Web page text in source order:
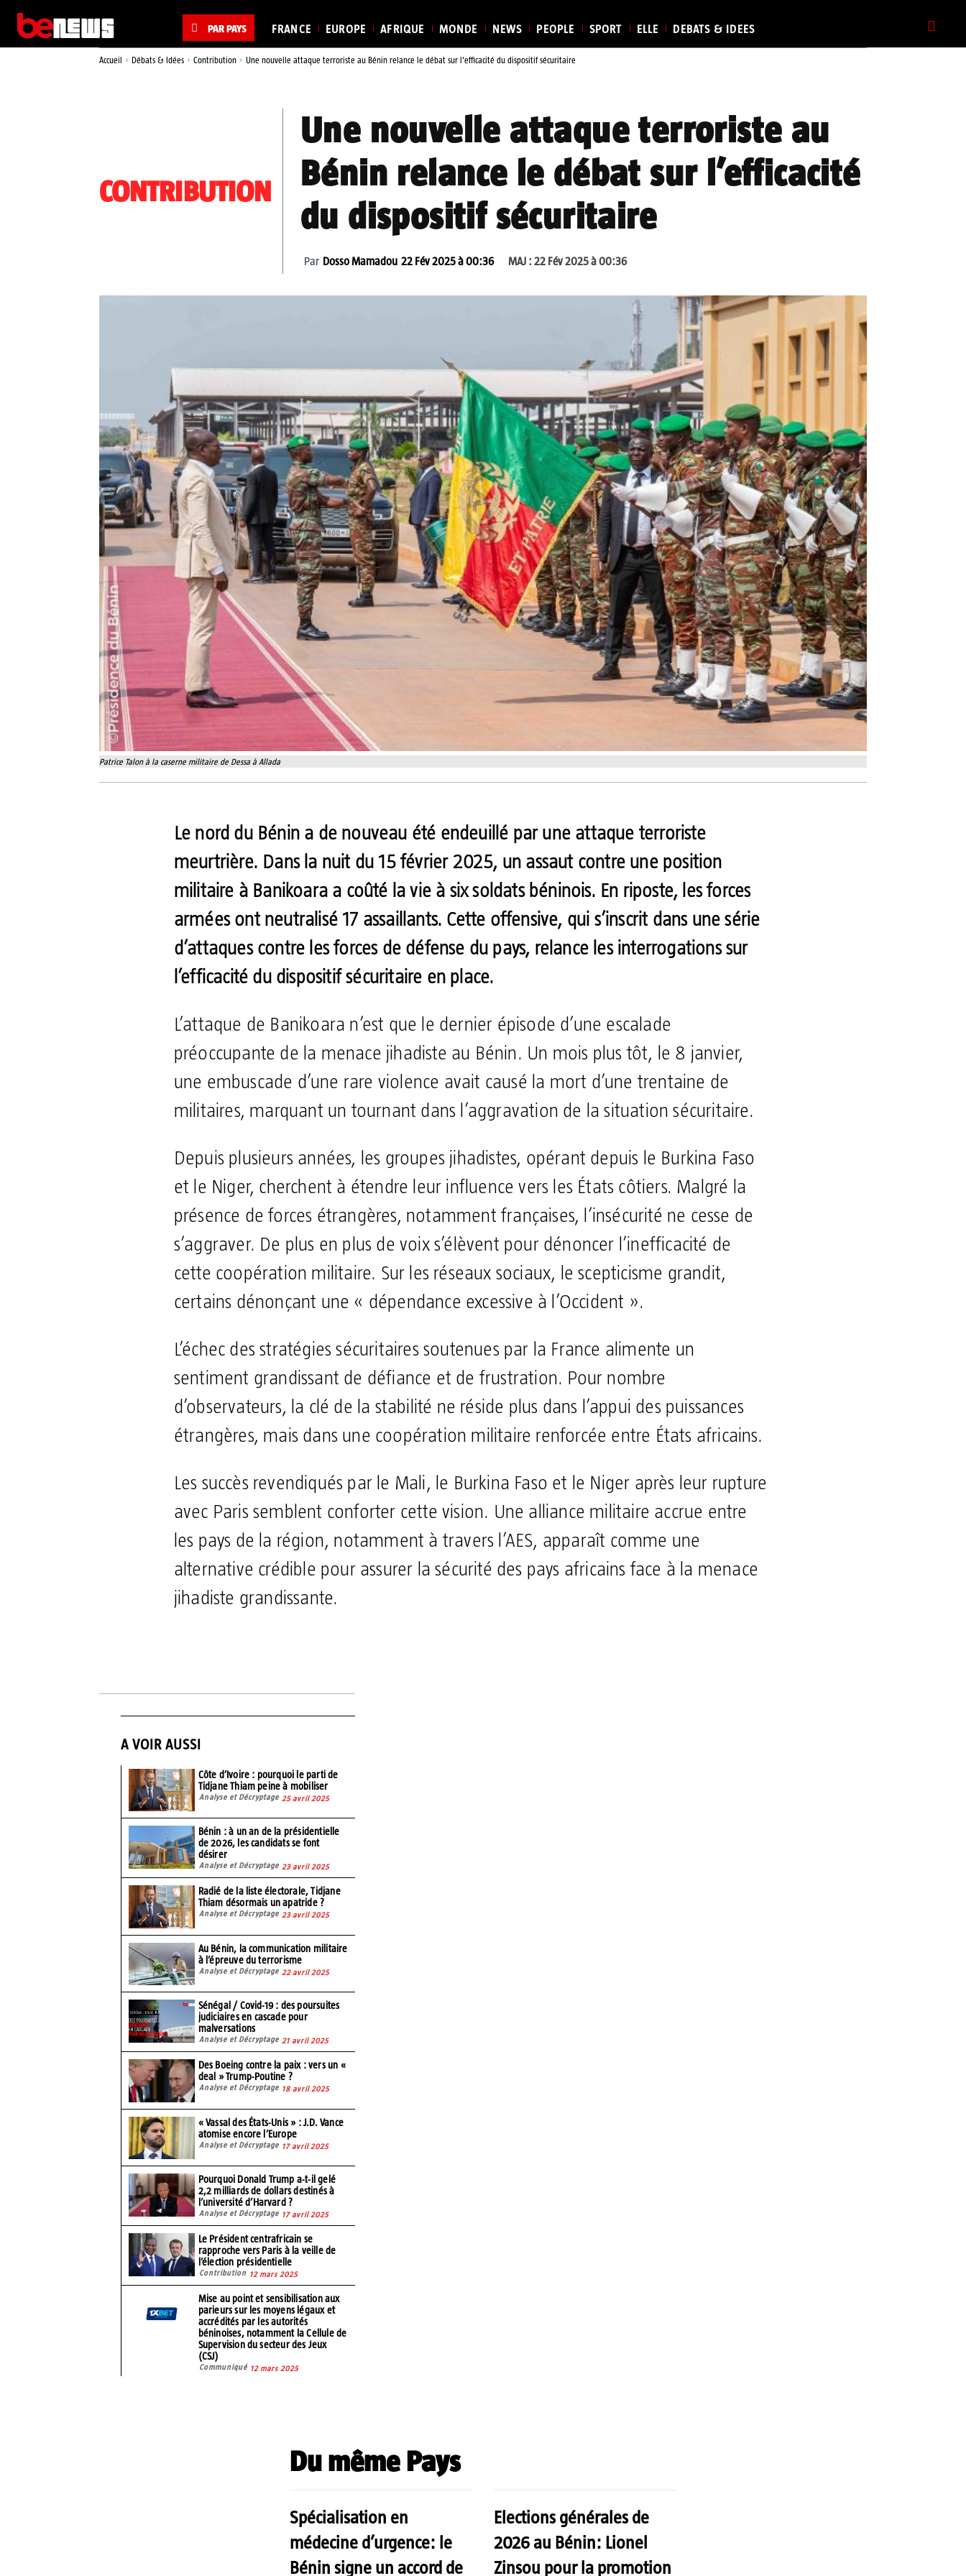
PAR PAYS FRANCE EUROPE AFRIQUE MONDE NEWS PEOPLE SPORT ELLE DEBATS & IDEES
Accueil Débats & Idées Contribution Une nouvelle attaque terroriste au Bénin relance le débat sur l'efficacité du dispositif sécuritaire
CONTRIBUTION
Une nouvelle attaque terroriste au
Bénin relance le débat sur l’efficacité
du dispositif sécuritaire
Par Dosso Mamadou 22 Fév 2025 à 00:36 MAJ : 22 Fév 2025 à 00:36
Patrice Talon à la caserne militaire de Dessa à Allada
Le nord du Bénin a de nouveau été endeuillé par une attaque terroriste
meurtrière. Dans la nuit du 15 février 2025, un assaut contre une position
militaire à Banikoara a coûté la vie à six soldats béninois. En riposte, les forces
armées ont neutralisé 17 assaillants. Cette offensive, qui s’inscrit dans une série
d’attaques contre les forces de défense du pays, relance les interrogations sur
l’efficacité du dispositif sécuritaire en place.
L’attaque de Banikoara n’est que le dernier épisode d’une escalade
préoccupante de la menace jihadiste au Bénin. Un mois plus tôt, le 8 janvier,
une embuscade d’une rare violence avait causé la mort d’une trentaine de
militaires, marquant un tournant dans l’aggravation de la situation sécuritaire.
Depuis plusieurs années, les groupes jihadistes, opérant depuis le Burkina Faso
et le Niger, cherchent à étendre leur influence vers les États côtiers. Malgré la
présence de forces étrangères, notamment françaises, l’insécurité ne cesse de
s’aggraver. De plus en plus de voix s’élèvent pour dénoncer l’inefficacité de
cette coopération militaire. Sur les réseaux sociaux, le scepticisme grandit,
certains dénonçant une « dépendance excessive à l’Occident ».
L’échec des stratégies sécuritaires soutenues par la France alimente un
sentiment grandissant de défiance et de frustration. Pour nombre
d’observateurs, la clé de la stabilité ne réside plus dans l’appui des puissances
étrangères, mais dans une coopération militaire renforcée entre États africains.
Les succès revendiqués par le Mali, le Burkina Faso et le Niger après leur rupture
avec Paris semblent conforter cette vision. Une alliance militaire accrue entre
les pays de la région, notamment à travers l’AES, apparaît comme une
alternative crédible pour assurer la sécurité des pays africains face à la menace
jihadiste grandissante.
A VOIR AUSSI
Côte d’Ivoire : pourquoi le parti de
Tidjane Thiam peine à mobiliser
Analyse et Décryptage 25 avril 2025
Bénin : à un an de la présidentielle
de 2026, les candidats se font
désirer
Analyse et Décryptage 23 avril 2025
Radié de la liste électorale, Tidjane
Thiam désormais un apatride ?
Analyse et Décryptage 23 avril 2025
Au Bénin, la communication militaire
à l’épreuve du terrorisme
Analyse et Décryptage 22 avril 2025
Sénégal / Covid-19 : des poursuites
judiciaires en cascade pour
malversations
Analyse et Décryptage 21 avril 2025
Des Boeing contre la paix : vers un «
deal » Trump-Poutine ?
Analyse et Décryptage 18 avril 2025
« Vassal des États-Unis » : J.D. Vance
atomise encore l’Europe
Analyse et Décryptage 17 avril 2025
Pourquoi Donald Trump a-t-il gelé
2,2 milliards de dollars destinés à
l’université d’Harvard ?
Analyse et Décryptage 17 avril 2025
Le Président centrafricain se
rapproche vers Paris à la veille de
l’élection présidentielle
Contribution 12 mars 2025
Mise au point et sensibilisation aux
parieurs sur les moyens légaux et
accrédités par les autorités
béninoises, notamment la Cellule de
Supervision du secteur des Jeux
(CSJ)
Communiqué 12 mars 2025
Du même Pays
Spécialisation en
médecine d’urgence: le
Bénin signe un accord de
Elections générales de
2026 au Bénin: Lionel
Zinsou pour la promotion